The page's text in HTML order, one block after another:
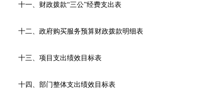
十一、财政拨款“三公”经费支出表
十二、政府购买服务预算财政拨款明细表
十三、项目支出绩效目标表
十四、部门整体支出绩效目标表